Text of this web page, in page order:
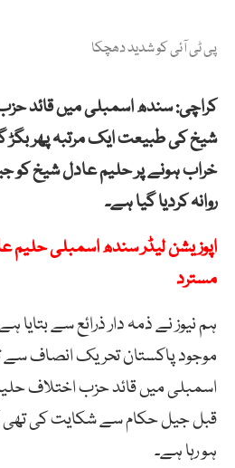
پی ٹی آئی کو شدید دھچکا
کراچی: سندھ اسمبلی میں قائد
شیخ کی طبیعت ایک مرتبہ پھر
خراب ہونے پر حلیم عادل شیخ کو
روانہ کردیا گیا ہے۔
اپوزیشن لیڈر سندھ اسمبلی
مسترد
ہم نیوز نے ذمہ دار ذرائع سے
موجود پاکستان تحریک انصاف سے
اسمبلی میں قائد حزب اختلاف
قبل جیل حکام سے شکایت کی تھی
ہو رہا ہے۔